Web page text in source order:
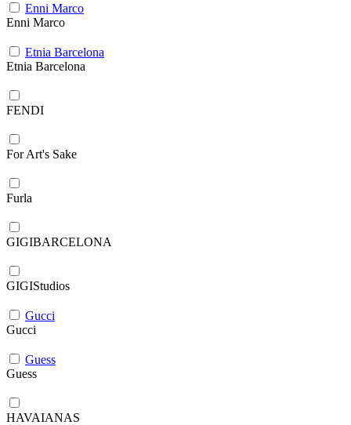
Enni Marco
Enni Marco
Etnia Barcelona
Etnia Barcelona
FENDI
For Art's Sake
Furla
GIGIBARCELONA
GIGIStudios
Gucci
Gucci
Guess
Guess
HAVAIANAS